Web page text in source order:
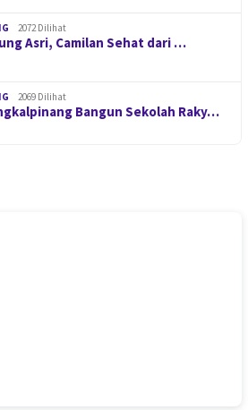
2072 Dilihat
Asri, Camilan Sehat dari …
2069 Dilihat
Bangun Sekolah Raky…